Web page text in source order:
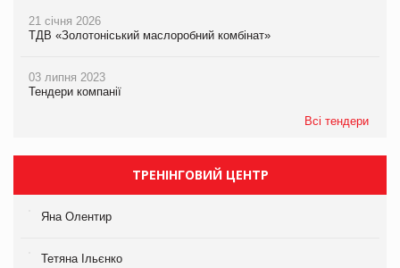
21 січня 2026
ТДВ «Золотоніський маслоробний комбінат»
03 липня 2023
Тендери компанії
Всі тендери
ТРЕНІНГОВИЙ ЦЕНТР
Яна Олентир
Тетяна Ільєнко